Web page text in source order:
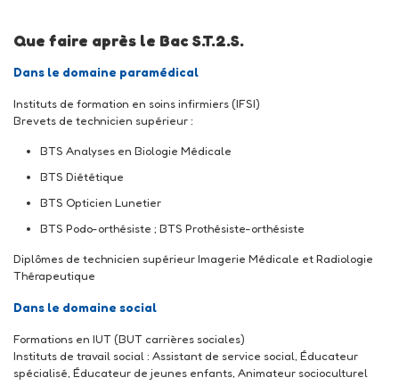
Que faire après le Bac S.T.2.S.
Dans le domaine paramédical
Instituts de formation en soins infirmiers (IFSI)
Brevets de technicien supérieur :
BTS Analyses en Biologie Médicale
BTS Diététique
BTS Opticien Lunetier
BTS Podo-orthésiste ; BTS Prothésiste-orthésiste
Diplômes de technicien supérieur Imagerie Médicale et Radiologie
Thérapeutique
Dans le domaine social
Formations en IUT (BUT carrières sociales)
Instituts de travail social : Assistant de service social, Éducateur
spécialisé, Éducateur de jeunes enfants, Animateur socioculturel